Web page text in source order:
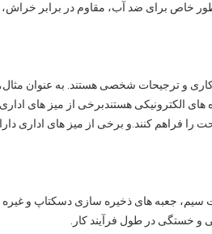
خاص برای ضد آب، مقاوم در برابر خراش،
و ترجیحات شخصی هستند. به عنوان
الکترونیکی هستندبرخی از میز های
را فراهم کنند.و برخی از میز های اداری
سیم، جعبه های ذخیره سازی دسکتاپ و غیره
و خستگی در طول فرآیند کار.